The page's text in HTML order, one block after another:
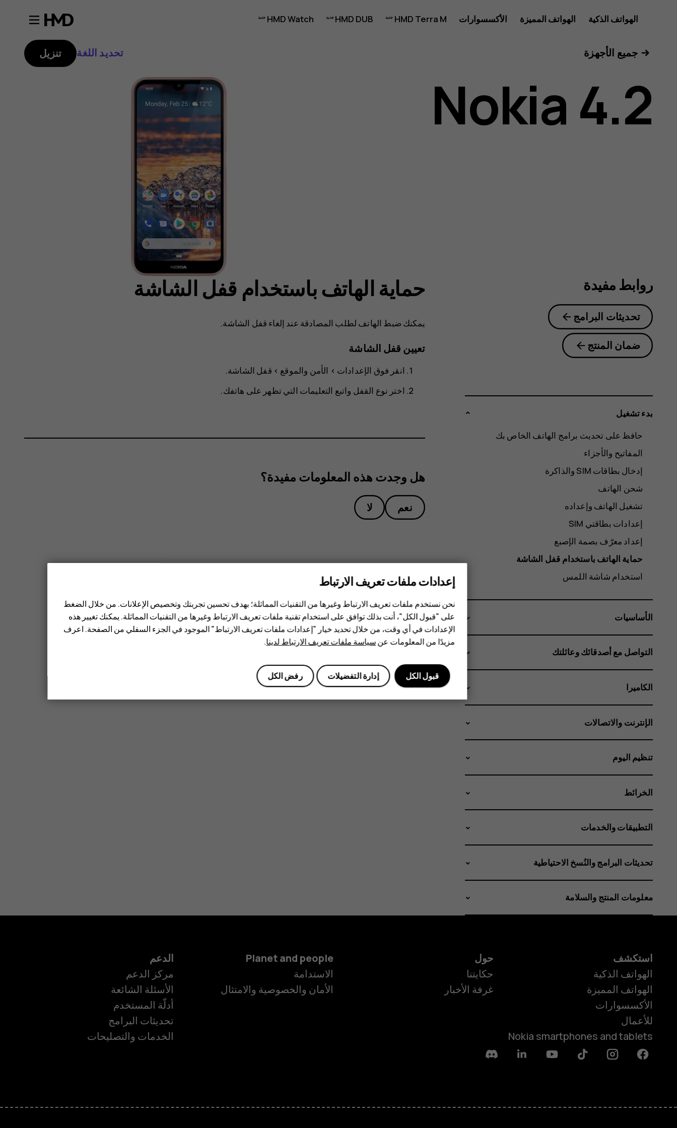
دليل
مستخدم
هاتف
الهواتف الذكية الهواتف المميزة الأكسسوارات HMD Terra M
HMD DUB
HMD Watch
الهواتف الذكية
HMD Terra M
جميع الأجهزة تحديد اللغة تنزيل
Nokia 4.2
حماية الهاتف باستخدام قفل الشاشة
يمكنك ضبط الهاتف لطلب المصادقة عند إلغاء قفل الشاشة.
تعيين قفل الشاشة
انقر فوق الإعدادات > الأمن والموقع > قفل الشاشة.
اختر نوع القفل واتبع التعليمات التي تظهر على هاتفك.
هل وجدت هذه المعلومات مفيدة؟
نعم لا
روابط مفيدة
تحديثات البرامج
ضمان المنتج
بدء تشغيل
حافظ على تحديث برامج الهاتف الخاص بك
المفاتيح والأجزاء
شحن الهاتف
تشغيل الهاتف وإعداده
إعدادات بطاقتي SIM
إعداد معرّف بصمة الإصبع
حماية الهاتف باستخدام قفل الشاشة
استخدام شاشة اللمس
الأساسيات
التواصل مع أصدقائك وعائلتك
الكاميرا
الإنترنت والاتصالات
تنظيم اليوم
الخرائط
التطبيقات والخدمات
تحديثات البرامج والنُسخ الاحتياطية
معلومات المنتج والسلامة
استكشف
الهواتف الذكية
الهواتف المميزة
الأكسسوارات
للأعمال
Nokia smartphones and tablets
حول
حكايتنا
غرفة الأخبار
Planet and people
الاستدامة
الأمان والخصوصية والامتثال
الدعم
مركز الدعم
الأسئلة الشائعة
أدلّة المستخدم
تحديثات البرامج
الخدمات والتصليحات
Facebook
Instagram
Tiktok
Youtube
Linkedin
Discord
إعدادات ملفات تعريف الارتباط
نحن نستخدم ملفات تعريف الارتباط وغيرها من التقنيات المماثلة؛ بهدف تحسين تجربتك وتخصيص الإعلانات. من خلال الضغط
على "قبول الكل"، أنت بذلك توافق على استخدام تقنية ملفات تعريف الارتباط وغيرها من التقنيات المماثلة. يمكنك تغيير هذه
الإعدادات في أي وقت، من خلال تحديد خيار "إعدادات ملفات تعريف الارتباط" الموجود في الجزء السفلي من الصفحة. اعرف
مزيدًا من المعلومات عنسياسة ملفات تعريف الارتباط لدينا.
رفض الكل إدارة التفضيلات قبول الكل